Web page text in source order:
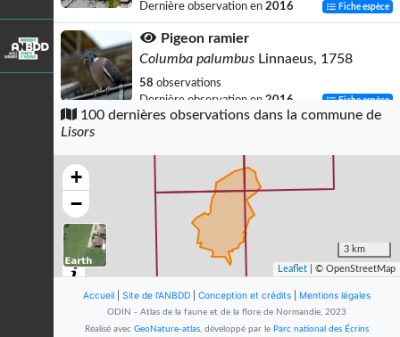
Dernière observation en 2016 Fiche espèce
Pigeon ramier
Columba palumbus Linnaeus, 1758
58 observations
Dernière observation en 2016 Fiche espèce
Troglodytes troglodytes(Linnaeus,
1758)
observations
Dernière observation en
Corneille noire
Corvus coroneLinnaeus, 1758
Dernière observation en
100 dernières observations dans la commune de
Lisors
+
−
3 km
Leaflet | © OpenStreetMap
Accueil Site de l'ANBDD Conception et crédits Mentions légales
ODIN - Atlas de la faune et de la flore de Normandie, 2023
Réalisé avec GeoNature-atlas, développé par le Parc national des Écrins